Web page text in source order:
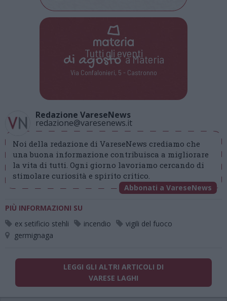
Tutti gli eventi
di agostoa Materia
Via Confalonieri, 5 - Castronno
Redazione VareseNews
redazione@varesenews.it
Noi della redazione di VareseNews crediamo che
una buona informazione contribuisca a migliorare
la vita di tutti. Ogni giorno lavoriamo cercando di
stimolare curiosità e spirito critico.
Abbonati a VareseNews
PIÙ INFORMAZIONI SU
ex setificio stehli
incendio
vigili del fuoco
germignaga
LEGGI GLI ALTRI ARTICOLI DI
VARESE LAGHI